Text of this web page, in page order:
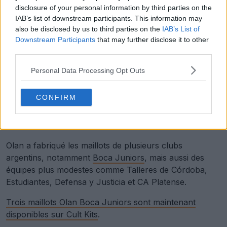
disclosure of your personal information by third parties on the
IAB’s list of downstream participants. This information may
also be disclosed by us to third parties on the IAB’s List of
Downstream Participants that may further disclose it to other
Personal Data Processing Opt Outs
CONFIRM
Olan a fabriqué les maillots de plusieurs clubs
argentins, notamment Boca Juniors, mais aussi des
équipes plus modestes comme Talleres de Córdoba,
Estudiantes, Defensa y Justicia et CA Platense.
Trois maillots Olan Boca Juniors sont maintenant
disponibles sur Cult Kits.